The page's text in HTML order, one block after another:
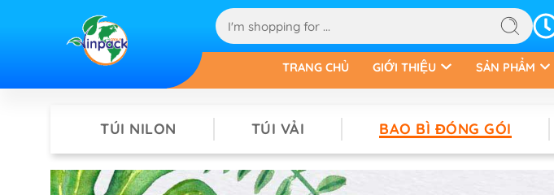
TRANG CHỦ GIỚI THIỆU SẢN PHẨM
TÚI NILON TÚI VẢI BAO BÌ ĐÓNG GÓI